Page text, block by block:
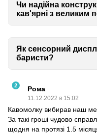
Чи надійна
кав'ярні з великим
Як сенсорний
баристи?
2 Рома
11.12.2022 в 15:02
Кавомолку вибирав наш
За такі гроші чудово
щодня на протязі 1.5